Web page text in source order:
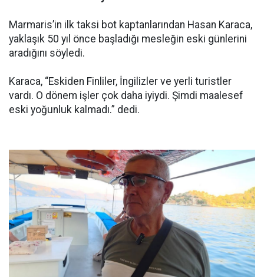
Marmaris’in ilk taksi bot kaptanlarından Hasan Karaca,
yaklaşık 50 yıl önce başladığı mesleğin eski günlerini
aradığını söyledi.
Karaca, “Eskiden Finliler, İngilizler ve yerli turistler
vardı. O dönem işler çok daha iyiydi. Şimdi maalesef
eski yoğunluk kalmadı.” dedi.